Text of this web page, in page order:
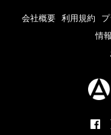
会社概要 利用規約
情